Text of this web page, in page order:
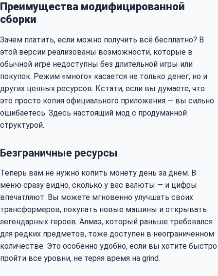
Преимущества модифицированной
сборки
Зачем платить, если можно получить всё бесплатно? В
этой версии реализованы возможности, которые в
обычной игре недоступны без длительной игры или
покупок. Режим «много» касается не только денег, но и
других ценных ресурсов. Кстати, если вы думаете, что
это просто копия официального приложения — вы сильно
ошибаетесь. Здесь настоящий мод с продуманной
структурой.
Безграничные ресурсы
Теперь вам не нужно копить монету день за днём. В
меню сразу видно, сколько у вас валюты — и цифры
впечатляют. Вы можете мгновенно улучшать своих
трансформеров, покупать новые машины и открывать
легендарных героев. Алмаз, который раньше требовался
для редких предметов, тоже доступен в неограниченном
количестве. Это особенно удобно, если вы хотите быстро
пройти все уровни, не теряя время на grind.